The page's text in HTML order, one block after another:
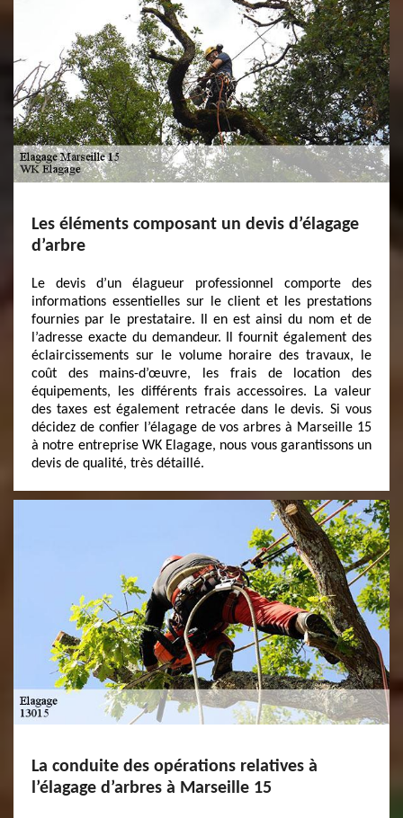
Les éléments composant un devis d’élagage
d’arbre
Le devis d’un élagueur professionnel comporte des
informations essentielles sur le client et les prestations
fournies par le prestataire. Il en est ainsi du nom et de
l’adresse exacte du demandeur. Il fournit également des
éclaircissements sur le volume horaire des travaux, le
coût des mains-d’œuvre, les frais de location des
équipements, les différents frais accessoires. La valeur
des taxes est également retracée dans le devis. Si vous
décidez de confier l’élagage de vos arbres à Marseille 15
à notre entreprise WK Elagage, nous vous garantissons un
devis de qualité, très détaillé.
La conduite des opérations relatives à
l’élagage d’arbres à Marseille 15